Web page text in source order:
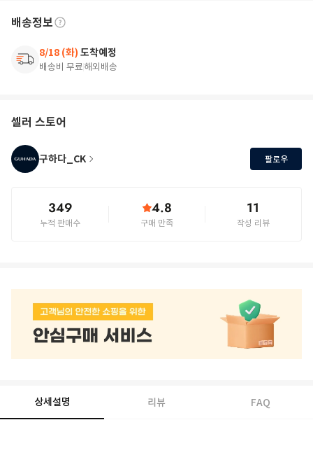
배송정보
8/18 (화) 도착예정
배송비 무료해외배송
셀러 스토어
구하다_CK 팔로우
349
누적 판매수
4.8
구매 만족
11
작성 리뷰
상세설명 리뷰 FAQ